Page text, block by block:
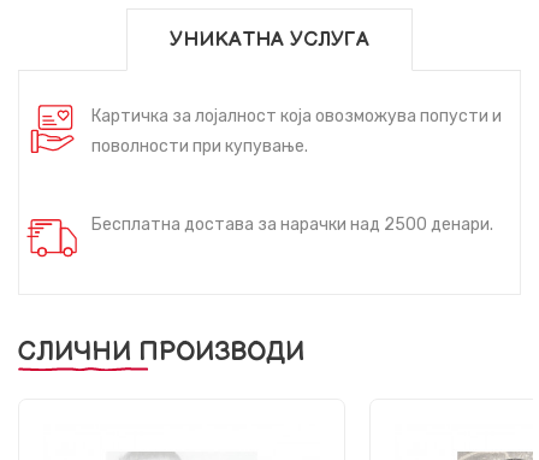
УНИКАТНА УСЛУГА
Картичка за лојалност која овозможува попусти и
поволности при купување.
Бесплатна достава за нарачки над 2500 денари.
СЛИЧНИ ПРОИЗВОДИ